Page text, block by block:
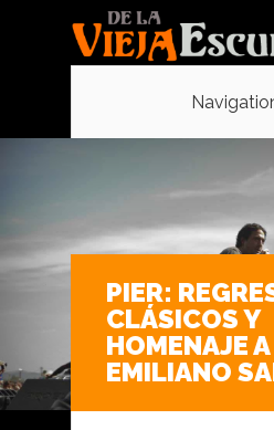
PIER:
CLÁSICOS Y
HOMENAJE A
EMILIANO